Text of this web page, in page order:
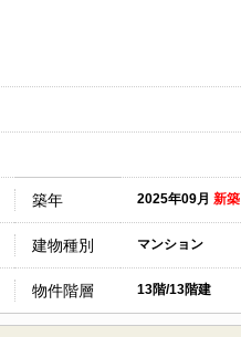
築年 2025年09月 新築
建物種別 マンション
物件階層 13階/13階建